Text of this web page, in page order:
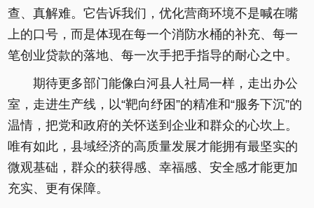
查、真解难。它告诉我们，优化营商环境不是喊在嘴
上的口号，而是体现在每一个消防水桶的补充、每一
笔创业贷款的落地、每一次手把手指导的耐心之中。
期待更多部门能像白河县人社局一样，走出办公
室，走进生产线，以“靶向纾困”的精准和“服务下沉”的
温情，把党和政府的关怀送到企业和群众的心坎上。
唯有如此，县域经济的高质量发展才能拥有最坚实的
微观基础，群众的获得感、幸福感、安全感才能更加
充实、更有保障。